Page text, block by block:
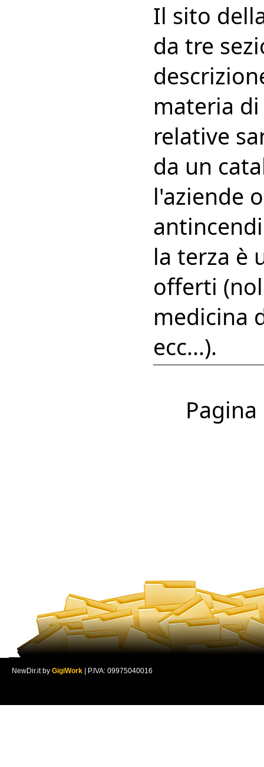
Il sito
da tre
materia
relative
da un
l'aziende
la terza è
offerti
medicina
ecc...).
NewDir.it by GigiWork | P.IVA: 09975040016